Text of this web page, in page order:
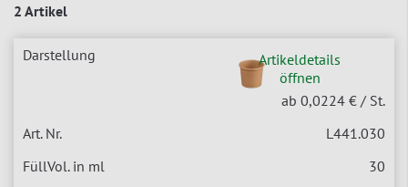
2 Artikel
Artikeldetails
öffnen
ab 0,0224 € / St.
L441.030
30